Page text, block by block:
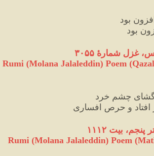
بود
غزل شمارهٔ ۳۰۵۵
Rumi (Molana Jalaleddin) Poem
چشمِ خرد
و حرص افساری
بیت ۱۱۱۲
Rumi (Molana Jalaleddin) Poem